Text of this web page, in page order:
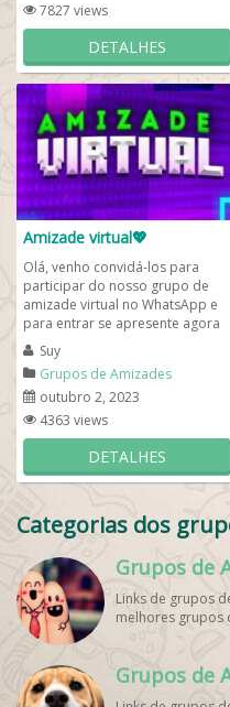
7827 views
DETALHES
Amizade virtual💖
Olá, venho convidá-los para
participar do nosso grupo de
amizade virtual no WhatsApp e
para entrar se apresente agora
mesmo. À moda agora é ter
amigos...
Suy
Grupos de Amizades
outubro 2, 2023
4363 views
DETALHES
Categorias dos
Grupos de
Links de grupos
melhores grupos
Grupos de